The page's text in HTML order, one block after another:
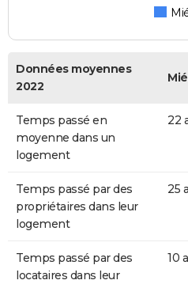
Données moyennes
2022
Temps passé en
moyenne dans un
logement
22
Temps passé par des
propriétaires dans leur
logement
25
Temps passé par des
locataires dans leur
10